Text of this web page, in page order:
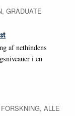
GRADUATE
af nethindens
i en
ALLE